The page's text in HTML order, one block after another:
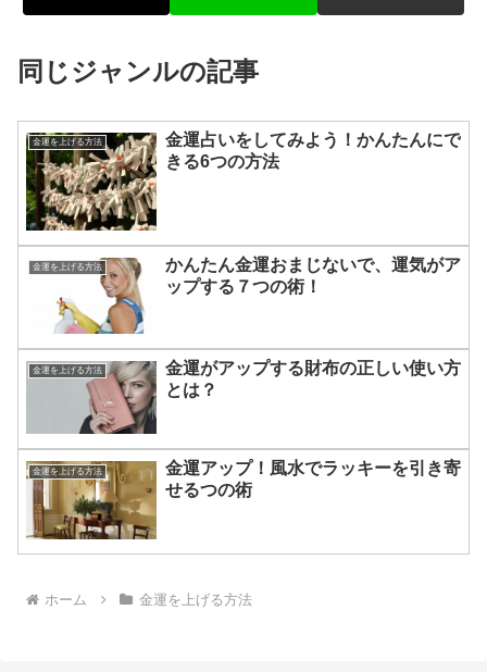
同じジャンルの記事
金運を上げる方法
金運占いをしてみよう！かんたんにで
きる6つの方法
金運を上げる方法
かんたん金運おまじないで、運気がア
ップする７つの術！
金運を上げる方法
金運がアップする財布の正しい使い方
とは？
金運を上げる方法
金運アップ！風水でラッキーを引き寄
せるつの術
ホーム 金運を上げる方法